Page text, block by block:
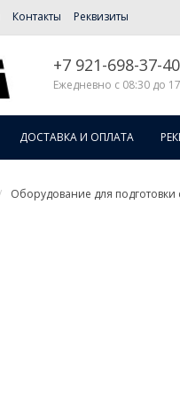
Контакты Реквизиты
+7 921-698-37-40
Ежедневно с 08:30 до
ДОСТАВКА И ОПЛАТА
Оборудование для подготовки